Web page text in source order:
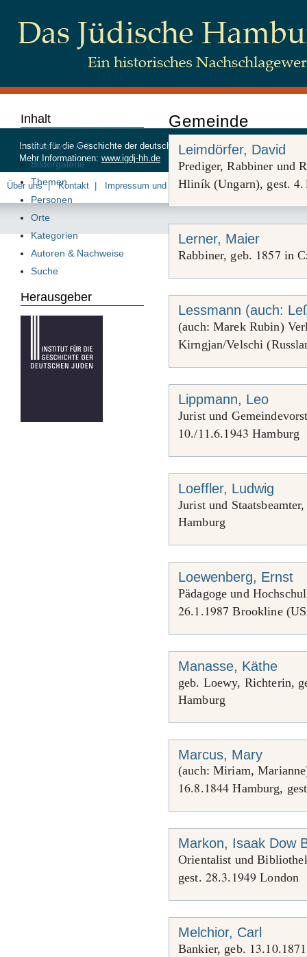
Gemeinde
Leimdörfer, David
Prediger, Rabbiner und
Hliník (Ungarn), gest.4.
Lerner, Maier
Rabbiner, geb. 1857 in
Lessmann (auch:
(auch: Marek Rubin)
Kirngjan/Velschi
Lippmann, Leo
Jurist und
10./11.6.1943 Hamburg
Loeffler, Ludwig
Jurist und
Hamburg
Loewenberg, Ernst
Pädagoge und
26.1 .1987 Brookline
Manasse, Käthe
geb. Loewy, Richterin,
Hamburg
Marcus, Mary
(auch: Miriam,
16.8.1844 Hamburg,
Markon, Isaak Dow
Orientalist und
gest. 28.3. 1949 London
Melchior, Carl
Bankier, geb. 13.10.1871
Inhalt
Inhalt von A-Z
Bildergalerie
Themen
Personen
Orte
Kategorien
Autoren & Nachweise
Suche
Herausgeber
Institut für die Geschichte der deutschen Juden, Beim Schlump 83,
Mehr Informationen: www.igdj-hh.de
Über uns Kontakt Impressum und Datenschutz